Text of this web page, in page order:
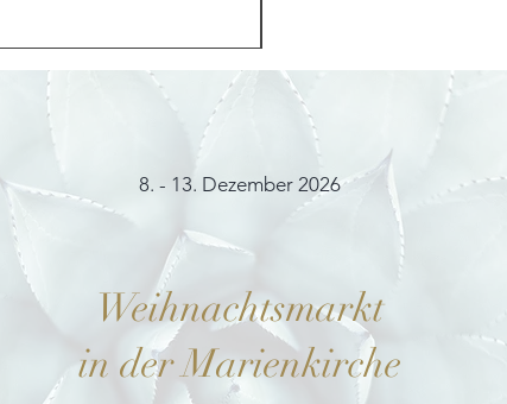
8. - 13. Dezember 2026
Weihnachtsmarkt
in der Marienkirche